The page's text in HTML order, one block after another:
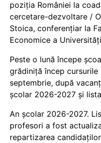
poziția României la
cercetare-dezvoltare /
Stoica, conferențiar la
Economice a
Peste o lună începe
grădiniță încep
septembrie, după
școlar 2026-2027 și
An școlar 2026-2027.
profesori a fost
repartizarea